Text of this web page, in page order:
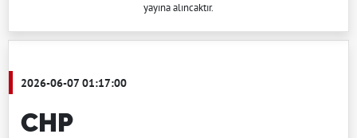
yayına alıncaktır.
2026-06-07 01:17:00
CHP